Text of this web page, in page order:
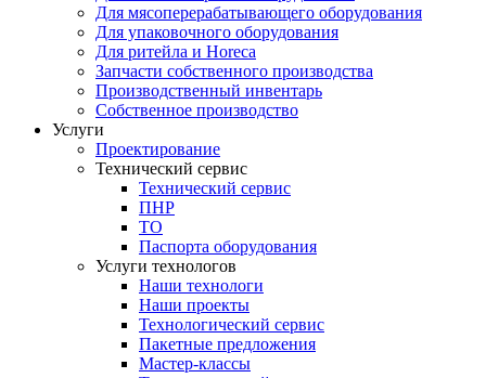
Для мясоперерабатывающего оборудования
Для упаковочного оборудования
Для ритейла и Horeca
Запчасти собственного производства
Производственный инвентарь
Собственное производство
Услуги
Проектирование
Технический сервис
Технический сервис
ПНР
ТО
Паспорта оборудования
Услуги технологов
Наши технологи
Наши проекты
Технологический сервис
Пакетные предложения
Мастер-классы